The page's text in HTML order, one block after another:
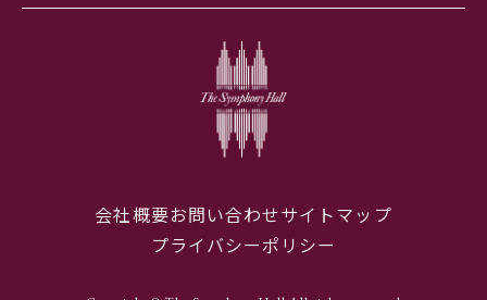
会社概要お問い合わせサイトマップ
プライバシーポリシー